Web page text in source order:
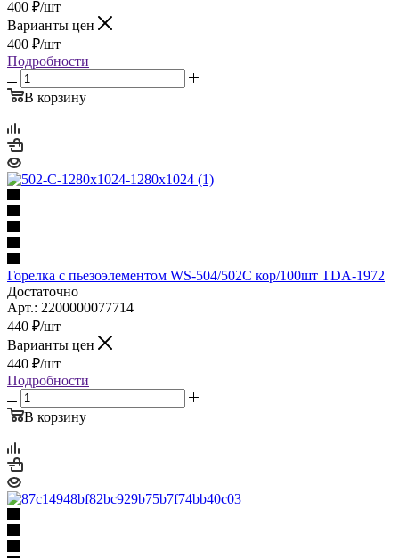
400 ₽/шт
Варианты цен
400 ₽/шт
Подробности
В корзину
Горелка с пьезоэлементом WS-504/502C кор/100шт TDA-1972
Достаточно
Арт.: 2200000077714
440 ₽/шт
Варианты цен
440 ₽/шт
Подробности
В корзину